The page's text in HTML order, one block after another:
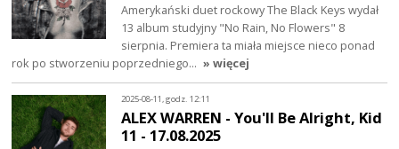
Amerykański duet rockowy The Black Keys wydał
13 album studyjny "No Rain, No Flowers" 8
sierpnia. Premiera ta miała miejsce nieco ponad
rok po stworzeniu poprzedniego… » więcej
2025-08-11, godz. 12:11
ALEX WARREN - You'll Be Alright, Kid
11 - 17.08.2025